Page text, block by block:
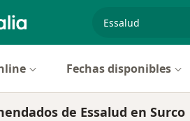
Fechas disponibles
de Essalud en Surco